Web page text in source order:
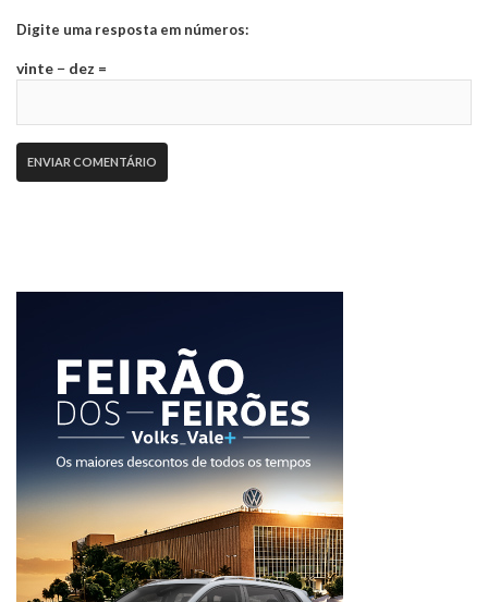
Digite uma resposta em números:
vinte − dez =